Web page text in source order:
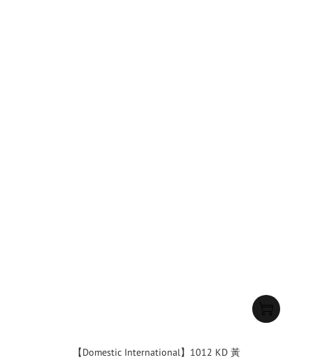
【Domestic International】1012 KD 黃